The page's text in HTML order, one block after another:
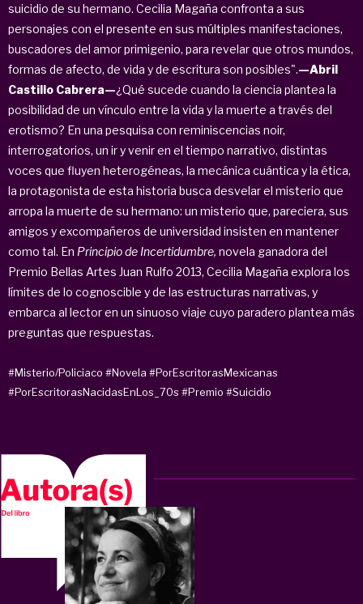
suicidio de su hermano. Cecilia Magaña confronta a sus
personajes con el presente en sus múltiples manifestaciones,
buscadores del amor primigenio, para revelar que otros mundos,
formas de afecto, de vida y de escritura son posibles".—Abril
Castillo Cabrera—¿Qué sucede cuando la ciencia plantea la
posibilidad de un vínculo entre la vida y la muerte a través del
erotismo? En una pesquisa con reminiscencias noir,
interrogatorios, un ir y venir en el tiempo narrativo, distintas
voces que fluyen heterogéneas, la mecánica cuántica y la ética,
la protagonista de esta historia busca desvelar el misterio que
arropa la muerte de su hermano: un misterio que, pareciera, sus
amigos y excompañeros de universidad insisten en mantener
como tal. En Principio de Incertidumbre, novela ganadora del
Premio Bellas Artes Juan Rulfo 2013, Cecilia Magaña explora los
límites de lo cognoscible y de las estructuras narrativas, y
embarca al lector en un sinuoso viaje cuyo paradero plantea más
preguntas que respuestas.
#Misterio/Policiaco #Novela #PorEscritorasMexicanas
#PorEscritorasNacidasEnLos_70s #Premio #Suicidio